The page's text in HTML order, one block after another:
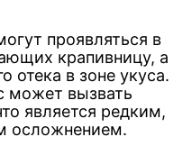
проявляться в
крапивницу, а
отека в зоне укуса.
может вызвать
является редким,
осложнением.